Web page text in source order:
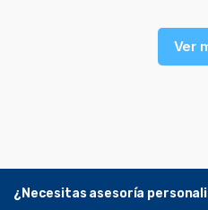
Ver
¿Necesitas asesoría